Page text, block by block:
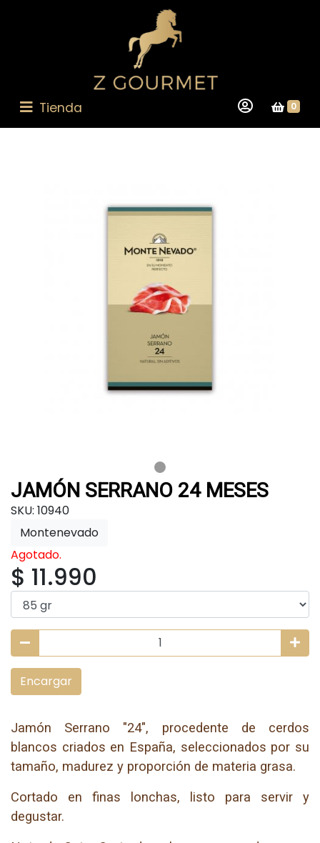
Tienda 0
JAMÓN SERRANO 24 MESES
SKU: 10940
Montenevado
Agotado.
$ 11.990
Encargar
Jamón Serrano "24", procedente de cerdos
blancos criados en España, seleccionados por su
tamaño, madurez y proporción de materia grasa.
Cortado en finas lonchas, listo para servir y
degustar.